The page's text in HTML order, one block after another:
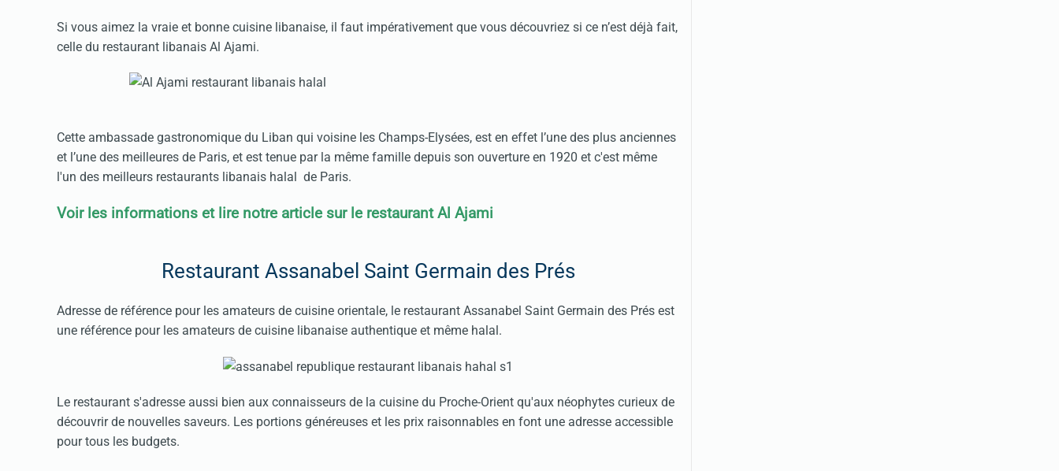
Si vous aimez la vraie et bonne cuisine libanaise, il faut impérativement que vous découvriez si ce n’est déjà fait,
celle du restaurant libanais Al Ajami.
Cette ambassade gastronomique du Liban qui voisine les Champs-Elysées, est en effet l’une des plus anciennes
et l’une des meilleures de Paris, et est tenue par la même famille depuis son ouverture en 1920 et c'est même
l'un des meilleurs restaurants libanais halal de Paris.
Voir les informations et lire notre article sur le restaurant Al Ajami
Restaurant Assanabel Saint Germain des Prés
Adresse de référence pour les amateurs de cuisine orientale, le restaurant Assanabel Saint Germain des Prés est
une référence pour les amateurs de cuisine libanaise authentique et même halal.
Le restaurant s'adresse aussi bien aux connaisseurs de la cuisine du Proche-Orient qu'aux néophytes curieux de
découvrir de nouvelles saveurs. Les portions généreuses et les prix raisonnables en font une adresse accessible
pour tous les budgets.